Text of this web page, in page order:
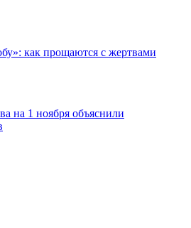
как прощаются с жертвами
на 1 ноября объяснили